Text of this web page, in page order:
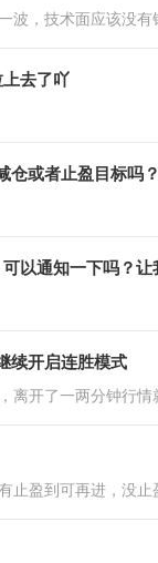
波，技术面应该没有
去了吖
仓或者止盈目标吗
以通知一下吗？
续开启连胜模式
离开了一两分钟行
止盈到可再进，没